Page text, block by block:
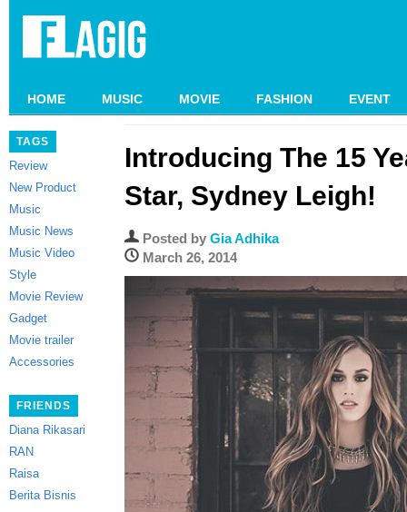
HOME MUSIC MOVIE FASHION EVENT
TAGS
Review
New Product
Music
Music News
Music Video
Style
Movie Review
Gadget
Movie trailer
Accessories
FRIENDS
Diana Rikasari
RAN
Raisa
Berita Bisnis
Introducing The 15
Star, Sydney Leigh!
Posted by Gia Adhika
March 26, 2014